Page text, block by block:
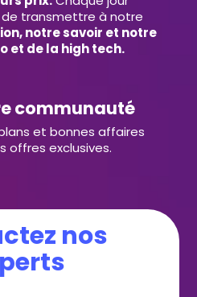
transmettre à notre
notre savoir et notre
et de la high tech.
communauté
et bonnes affaires
offres exclusives.
nos